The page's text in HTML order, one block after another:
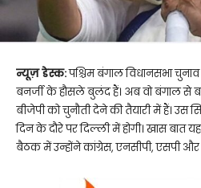
न्यूज़ डेस्क:पश्चिम बंगाल विधानसभा
बनर्जी के हौसले बुलंद हैं। अब वो बंगाल से
बीजेपी को चुनौती देने की तैयारी में हैं। उस
दिन के दौरे पर दिल्ली में होगी। खास बात
बैठक में उन्होंने कांग्रेस, एनसीपी, एसपी और